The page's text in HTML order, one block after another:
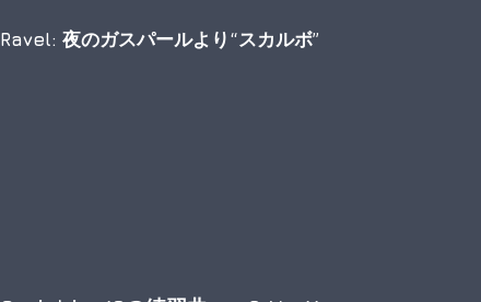
Ravel: 夜のガスパールより“スカルボ”